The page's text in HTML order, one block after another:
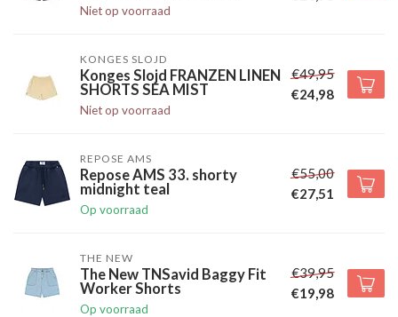
Niet op voorraad
KONGES SLOJD
Konges Slojd FRANZEN LINEN
SHORTS SEA MIST
Niet op voorraad
€49,95
€24,98
REPOSE AMS
Repose AMS 33. shorty
midnight teal
Op voorraad
€55,00
€27,51
THE NEW
The New TNSavid Baggy Fit
Worker Shorts
Op voorraad
€39,95
€19,98